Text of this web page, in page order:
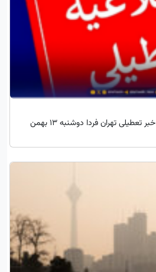
هوای تهران دوباره آلوده شد/ خبر تعطیلی تهران فردا دوشنبه 13 بهمن